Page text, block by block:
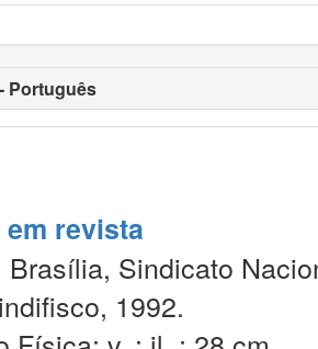
Português
revista
Sindicato
1992.